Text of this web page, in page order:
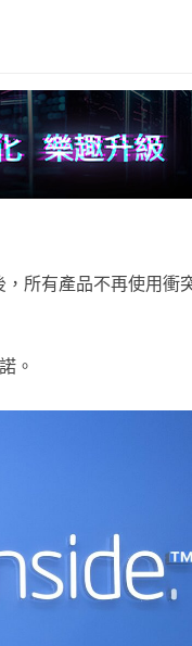
，所有產品不再使用衝
。